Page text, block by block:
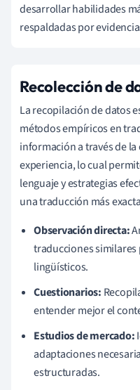
desarrollar habilidades
respaldadas por
Recolección de
La recopilación de datos
métodos empíricos en
información a través de
experiencia, lo cual
lenguaje y estrategias
una traducción más
Observación directa:
traducciones
lingüísticos.
Cuestionarios:
entender mejor el
Estudios de mercado:
adaptaciones
estructuradas.